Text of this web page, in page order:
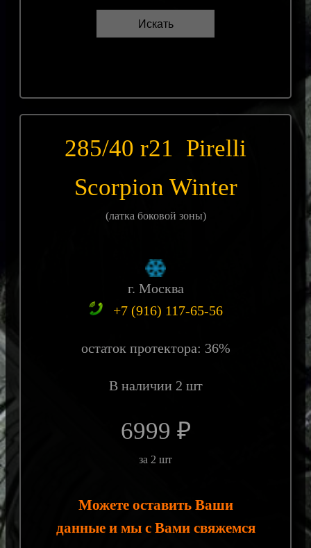
285/40 r21 Pirelli
Scorpion Winter
(латка боковой зоны)
г. Москва
+7 (916) 117-65-56
остаток протектора: 36%
В наличии 2 шт
6999 ₽
за 2 шт
Можете оставить Ваши
данные и мы с Вами свяжемся